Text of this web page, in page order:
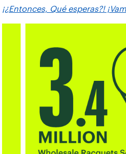
¡¿Entonces, Qué esperas?!